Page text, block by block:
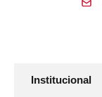
Institucional